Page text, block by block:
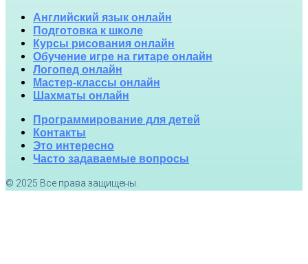
Английский язык онлайн
Подготовка к школе
Курсы рисования онлайн
Обучение игре на гитаре онлайн
Логопед онлайн
Мастер-классы онлайн
Шахматы онлайн
Программирование для детей
Контакты
Это интересно
Часто задаваемые вопросы
© 2025 Все права защищены.